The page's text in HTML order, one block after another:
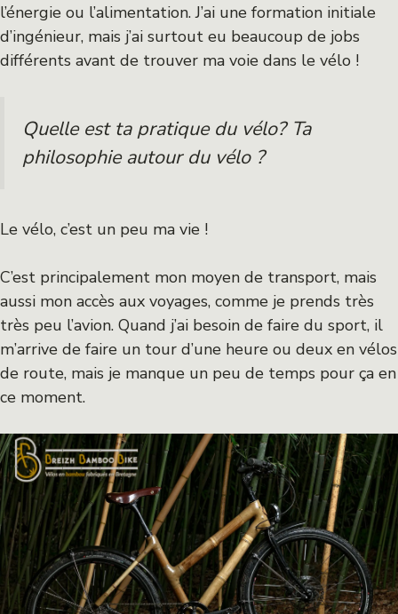
l’énergie ou l’alimentation. J’ai une formation initiale
d’ingénieur, mais j’ai surtout eu beaucoup de jobs
différents avant de trouver ma voie dans le vélo !
Quelle est ta pratique du vélo? Ta
philosophie autour du vélo ?
Le vélo, c’est un peu ma vie !
C’est principalement mon moyen de transport, mais
aussi mon accès aux voyages, comme je prends très
très peu l’avion. Quand j’ai besoin de faire du sport, il
m’arrive de faire un tour d’une heure ou deux en vélos
de route, mais je manque un peu de temps pour ça en
ce moment.